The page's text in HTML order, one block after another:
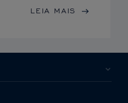
LEIA MAIS